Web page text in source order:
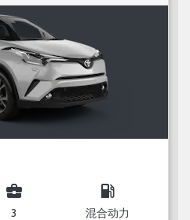
business_center
3
local_gas_station
混合动力